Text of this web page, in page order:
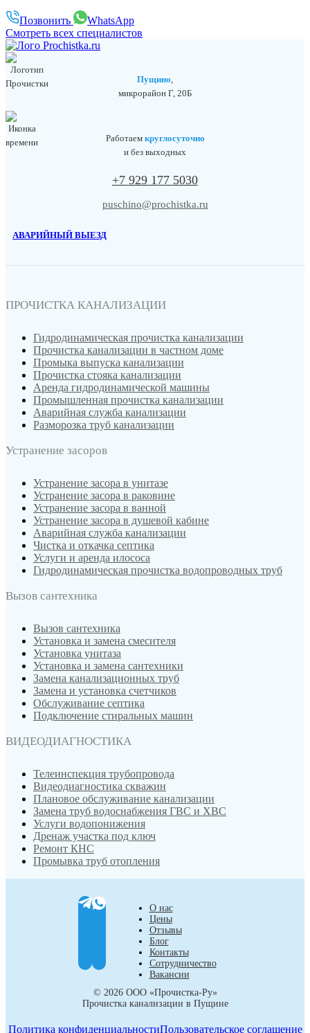
Позвонить
WhatsApp
Смотреть всех специалистов
Пущино,
микрорайон Г, 20Б
Работаем круглосуточно
и без выходных
+7 929 177 5030
puschino@prochistka.ru
АВАРИЙНЫЙ ВЫЕЗД
ПРОЧИСТКА КАНАЛИЗАЦИИ
Гидродинамическая прочистка канализации
Прочистка канализации в частном доме
Промыка выпуска канализации
Прочистка стояка канализации
Аренда гидродинамической машины
Промышленная прочистка канализации
Аварийная служба канализации
Разморозка труб канализации
Устранение засоров
Устранение засора в унитазе
Устранение засора в раковине
Устранение засора в ванной
Устранение засора в душевой кабине
Аварийная служба канализации
Чистка и откачка септика
Услуги и аренда илососа
Гидродинамическая прочистка водопроводных труб
Вызов сантехника
Вызов сантехника
Установка и замена смесителя
Установка унитаза
Установка и замена сантехники
Замена канализационных труб
Замена и установка счетчиков
Обслуживание септика
Подключение стиральных машин
ВИДЕОДИАГНОСТИКА
Телеинспекция трубопровода
Видеодиагностика скважин
Плановое обслуживание канализации
Замена труб водоснабжения ГВС и ХВС
Услуги водопонижения
Дренаж участка под ключ
Ремонт КНС
Промывка труб отопления
О нас
Цены
Отзывы
Блог
Контакты
Сотрудничество
Вакансии
© 2026 ООО «Прочистка-Ру»
Прочистка канализации в Пущине
Политика конфиденциальностиПользовательское соглашение